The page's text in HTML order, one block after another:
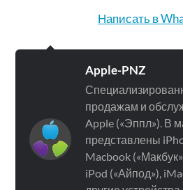
Написать в
Apple-PNZ
продажам и
Apple («Эппл»). В
представлены
Macbook
iPod («Айпод»),